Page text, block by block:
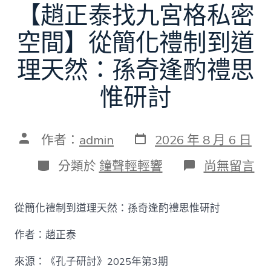
【趙正泰找九宮格私密
空間】從簡化禮制到道
理天然：孫奇逢酌禮思
惟研討
文 作者： admin 發
表
日
期
2026 年 8 月 6 日
分
類
分類於 鐘聲輕輕響 在
〈【趙
泰
找
尚無留言
從簡化禮制到道理天然：孫奇逢酌禮思惟研討
作者：趙正泰
來源：《孔子研討》2025年第3期